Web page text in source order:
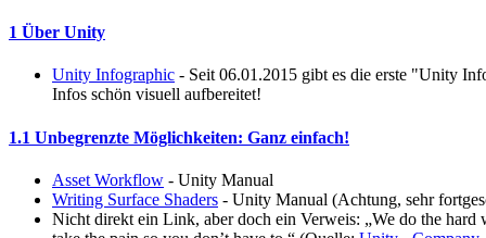
1 Über Unity
Unity Infographic - Seit 06.01.2015 gibt es die erste "Unity
Infos schön visuell aufbereitet!
1.1 Unbegrenzte Möglichkeiten: Ganz einfach!
Asset Workflow - Unity Manual
Writing Surface Shaders - Unity Manual (Achtung, sehr
Nicht direkt ein Link, aber doch ein Verweis: „We do the hard